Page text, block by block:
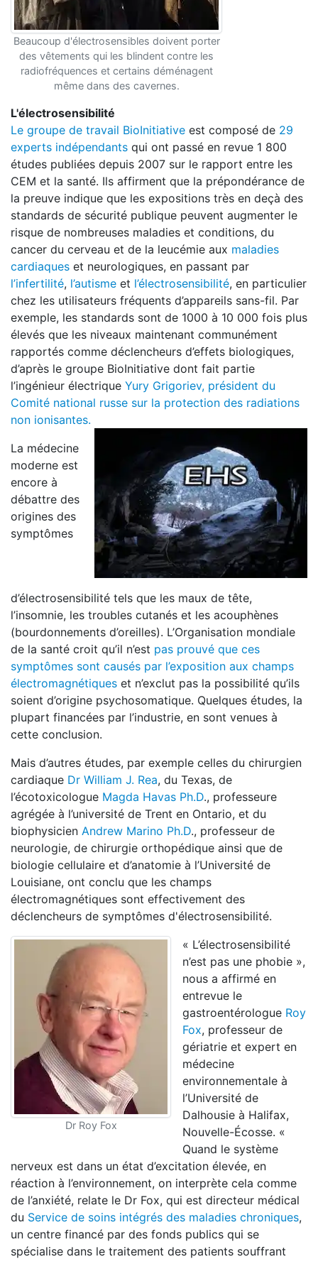
Beaucoup d'électrosensibles doivent porter
des vêtements qui les blindent contre les
radiofréquences et certains déménagent
même dans des cavernes.
L'électrosensibilité
Le groupe de travail BioInitiative est composé de 29
experts indépendants qui ont passé en revue 1 800
études publiées depuis 2007 sur le rapport entre les
CEM et la santé. Ils affirment que la prépondérance de
la preuve indique que les expositions très en deçà des
standards de sécurité publique peuvent augmenter le
risque de nombreuses maladies et conditions, du
cancer du cerveau et de la leucémie aux maladies
cardiaques et neurologiques, en passant par
l’infertilité, l’autisme et l’électrosensibilité, en particulier
chez les utilisateurs fréquents d’appareils sans-fil. Par
exemple, les standards sont de 1000 à 10 000 fois plus
élevés que les niveaux maintenant communément
rapportés comme déclencheurs d’effets biologiques,
d’après le groupe BioInitiative dont fait partie
l’ingénieur électrique Yury Grigoriev, président du
Comité national russe sur la protection des radiations
non ionisantes.
La médecine
moderne est
encore à
débattre des
origines des
symptômes
d’électrosensibilité tels que les maux de tête,
l’insomnie, les troubles cutanés et les acouphènes
(bourdonnements d’oreilles). L’Organisation mondiale
de la santé croit qu’il n’est pas prouvé que ces
symptômes sont causés par l’exposition aux champs
électromagnétiques et n’exclut pas la possibilité qu’ils
soient d’origine psychosomatique. Quelques études, la
plupart financées par l’industrie, en sont venues à
cette conclusion.
Mais d’autres études, par exemple celles du chirurgien
cardiaque Dr William J. Rea, du Texas, de
l’écotoxicologue Magda Havas Ph.D., professeure
agrégée à l’université de Trent en Ontario, et du
biophysicien Andrew Marino Ph.D., professeur de
neurologie, de chirurgie orthopédique ainsi que de
biologie cellulaire et d’anatomie à l’Université de
Louisiane, ont conclu que les champs
électromagnétiques sont effectivement des
déclencheurs de symptômes d'électrosensibilité.
Dr Roy Fox
« L’électrosensibilité
n’est pas une phobie »,
nous a affirmé en
entrevue le
gastroentérologue Roy
Fox, professeur de
gériatrie et expert en
médecine
environnementale à
l’Université de
Dalhousie à Halifax,
Nouvelle-Écosse. «
Quand le système
nerveux est dans un état d’excitation élevée, en
réaction à l’environnement, on interprète cela comme
de l’anxiété, relate le Dr Fox, qui est directeur médical
du Service de soins intégrés des maladies chroniques,
un centre financé par des fonds publics qui se
spécialise dans le traitement des patients souffrant